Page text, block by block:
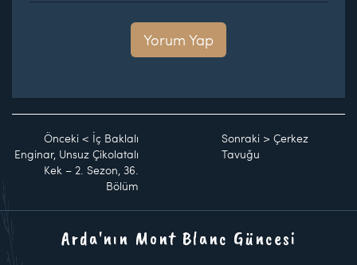
Yorum Yap
Önceki < İç Baklalı
Enginar, Unsuz Çikolatalı
Kek – 2. Sezon, 36.
Bölüm
Sonraki >Çerkez
Tavuğu
Arda'nın Mont Blanc Güncesi